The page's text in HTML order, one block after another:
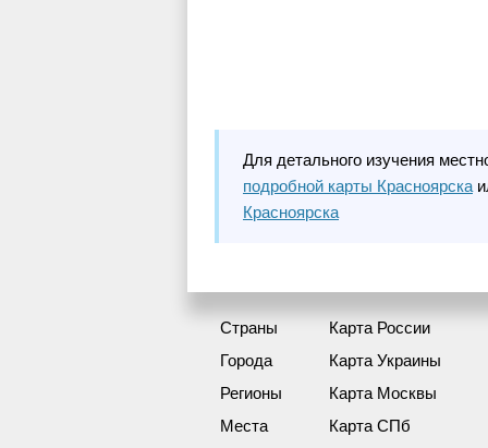
Для детального изучения
подробной карты Красноярска
Красноярска
Страны
Города
Регионы
Места
Карта России
Карта Украины
Карта Москвы
Карта СПб